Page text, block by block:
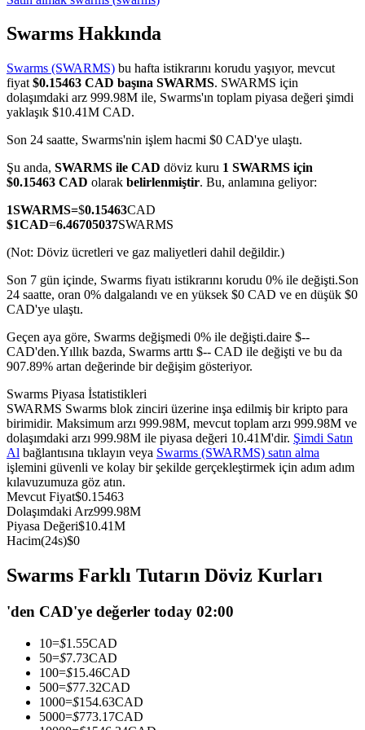
COIN-M Vadeli İşlemleri
Kripto Para Vadeli İşlemleri
TradFi
Hisse senetleri, döviz, değerli metaller ve emtia türevleri
USDC Vadeli İşlemleri
Kopya Ticaret
En iyi traderlarla güçlerinizi birleştirin
Swarms Hakkında
Swarms (SWARMS) bu hafta istikrarını korudu yaşıyor, mevcut
fiyat $0.15463 CAD başına SWARMS. SWARMS için
dolaşımdaki arz 999.98M ile, Swarms'ın toplam piyasa değeri şimdi
yaklaşık $10.41M CAD.
Son 24 saatte, Swarms'nin işlem hacmi $0 CAD'ye ulaştı.
Şu anda, SWARMS ile CAD döviz kuru 1 SWARMS için
$0.15463 CAD olarak belirlenmiştir. Bu, anlamına geliyor:
1SWARMS=$0.15463CAD
$1CAD=6.46705037SWARMS
(Not: Döviz ücretleri ve gaz maliyetleri dahil değildir.)
Son 7 gün içinde, Swarms fiyatı istikrarını korudu 0% ile değişti.Son
24 saatte, oran 0% dalgalandı ve en yüksek $0 CAD ve en düşük $0
CAD'ye ulaştı.
Geçen aya göre, Swarms değişmedi 0% ile değişti.daire $--
CAD'den.Yıllık bazda, Swarms arttı $-- CAD ile değişti ve bu da
907.89% artan değerinde bir değişim gösteriyor.
Swarms Piyasa İstatistikleri
SWARMS Swarms blok zinciri üzerine inşa edilmiş bir kripto para
birimidir. Maksimum arzı 999.98M, mevcut toplam arzı 999.98M ve
dolaşımdaki arzı 999.98M ile piyasa değeri 10.41M'dir. Şimdi Satın
Al bağlantısına tıklayın veya Swarms (SWARMS) satın alma
işlemini güvenli ve kolay bir şekilde gerçekleştirmek için adım adım
kılavuzumuza göz atın.
Mevcut Fiyat$0.15463
Dolaşımdaki Arz999.98M
Piyasa Değeri$10.41M
Hacim(24s)$0
Swarms Farklı Tutarın Döviz Kurları
'den CAD'ye değerler today 02:00
10=$1.55CAD
50=$7.73CAD
100=$15.46CAD
500=$77.32CAD
1000=$154.63CAD
5000=$773.17CAD